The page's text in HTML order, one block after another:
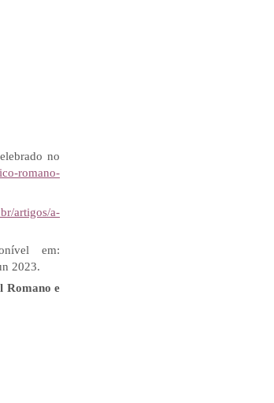
no
romano-
artigos/a-
em:
2023.
Romano e